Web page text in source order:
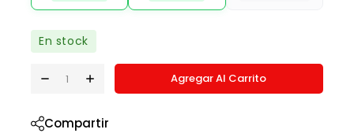
En stock
Agregar Al Carrito
Compartir